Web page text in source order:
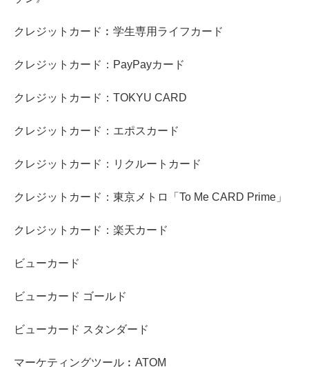
クレジットカード︰学生専用ライフカード
クレジットカード：PayPayカード
クレジットカード：TOKYU CARD
クレジットカード：エポスカード
クレジットカード：リクルートカード
クレジットカード：東京メトロ「To Me CARD Prime」
クレジットカード：楽天カード
ビューカード
ビューカード ゴールド
ビューカード スタンダード
マーケティングツール︰ATOM